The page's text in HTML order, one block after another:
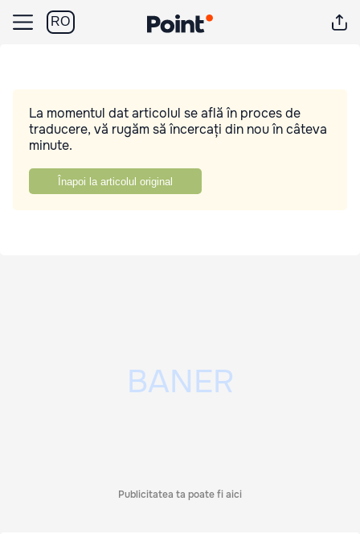
RO
La momentul dat articolul se află în proces de
traducere, vă rugăm să încercați din nou în câteva
minute.
Înapoi la articolul original
Publicitatea ta poate fi aici